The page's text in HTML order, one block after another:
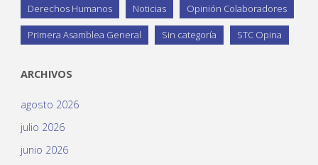
Derechos Humanos Noticias Opinión Colaboradores
Primera Asamblea General Sin categoría STC Opina
ARCHIVOS
agosto 2026
julio 2026
junio 2026